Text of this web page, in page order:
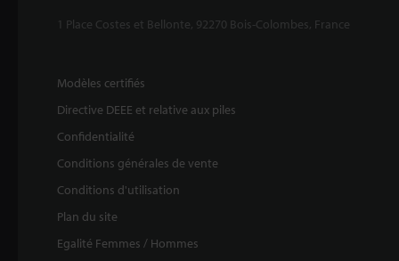
1 Place Costes et Bellonte, 92270 Bois-Colombes, France
Modèles certifiés
Directive DEEE et relative aux piles
Confidentialité
Conditions générales de vente
Conditions d'utilisation
Plan du site
Egalité Femmes / Hommes